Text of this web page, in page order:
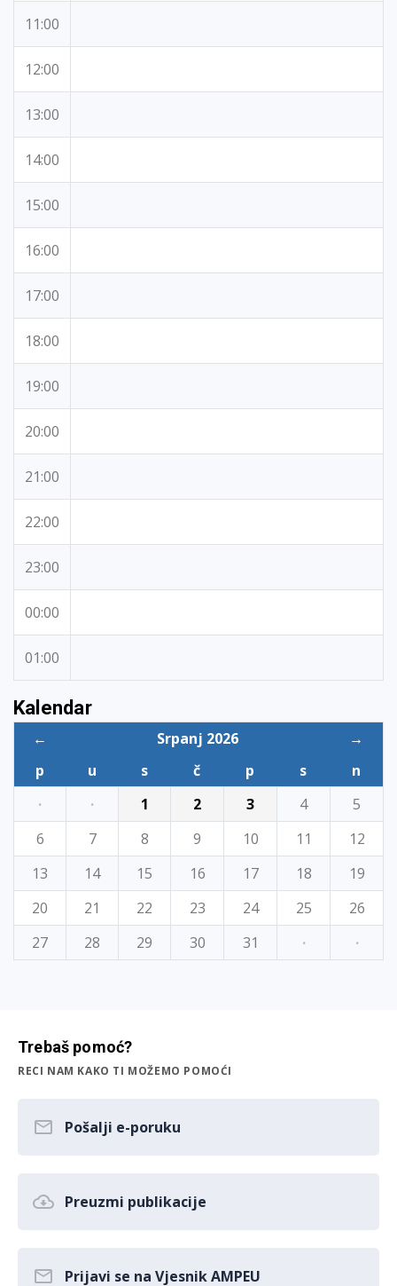
11:00
12:00
13:00
14:00
15:00
16:00
17:00
18:00
19:00
20:00
21:00
22:00
23:00
00:00
01:00
Kalendar
← Srpanj 2026
→
p
u s č p s
n
·
· 1 2 3 4
5
6
7 8 9 10 11
12
13
14 15 16 17 18
19
20
21 22 23 24 25
26
27
28 29 30 31 · ·
Trebaš pomoć?
RECI NAM KAKO TI MOŽEMO POMOĆI
Pošalji e-poruku
Preuzmi publikacije
Prijavi se na Vjesnik AMPEU